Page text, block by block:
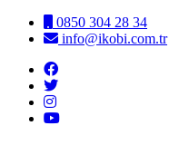
0850 304 28 34
info@ikobi.com.tr